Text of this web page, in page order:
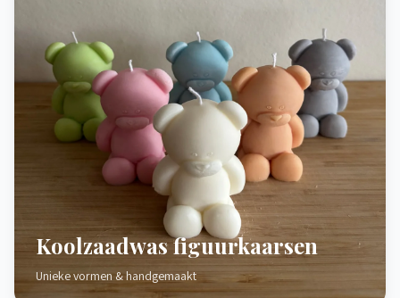
Koolzaadwas figuurkaarsen
Unieke vormen & handgemaakt